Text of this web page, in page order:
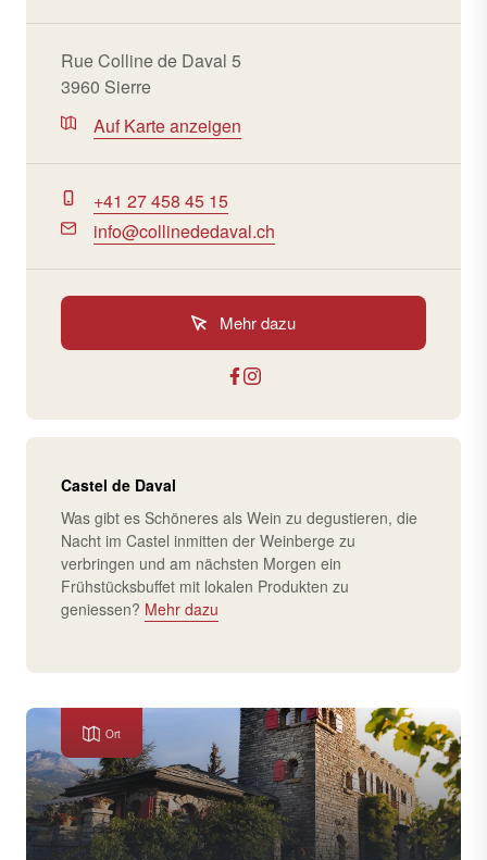
Rue Colline de Daval 5
3960 Sierre
Auf Karte anzeigen
+41 27 458 45 15
info@collinededaval.ch
Mehr dazu
Castel de Daval
Was gibt es Schöneres als Wein zu degustieren, die
Nacht im Castel inmitten der Weinberge zu
verbringen und am nächsten Morgen ein
Frühstücksbuffet mit lokalen Produkten zu
geniessen? Mehr dazu
Ort